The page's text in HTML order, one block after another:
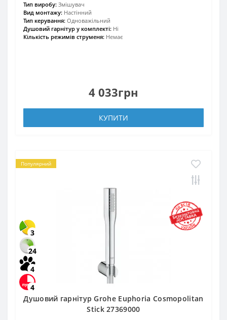
Тип виробу: Змішувач
Вид монтажу: Настінний
Тип керування: Одноважільний
Душовий гарнітур у комплекті: Ні
Кількість режимів струменя: Немає
4 033грн
КУПИТИ
Популярний
3
24
4
4
Душовий гарнітур Grohe Euphoria Cosmopolitan
Stick 27369000